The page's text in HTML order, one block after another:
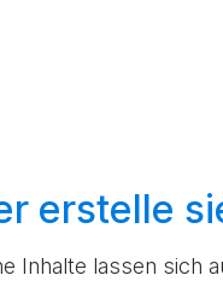
erstelle
lassen sich